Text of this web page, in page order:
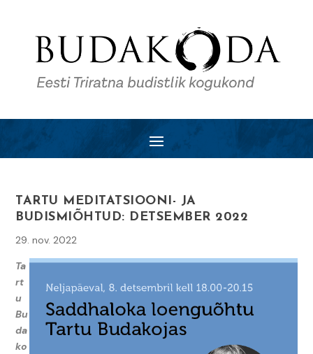
TARTU MEDITATSIOONI- JA
BUDISMIÕHTUD: DETSEMBER 2022
29. nov. 2022
Ta
rt
u
Bu
da
ko